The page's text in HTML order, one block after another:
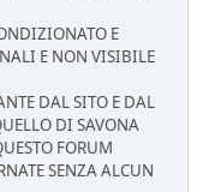
E
E NON VISIBILE
DAL SITO E DAL
DI SAVONA
FORUM
SENZA ALCUN